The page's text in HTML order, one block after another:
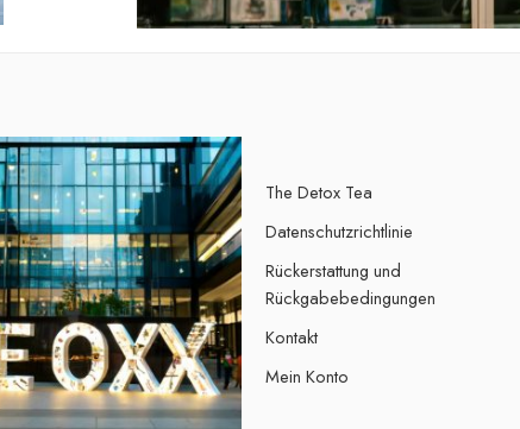
The Detox Tea
Datenschutzrichtlinie
Rückerstattung und
Rückgabebedingungen
Kontakt
Mein Konto